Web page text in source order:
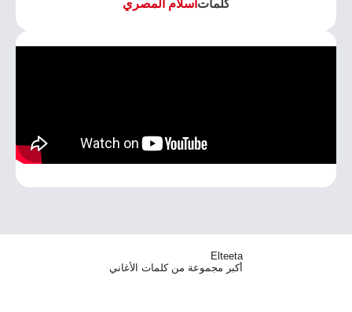
كلمات اسلام المصري
Elteeta
أكبر مجموعة من كلمات الأغاني